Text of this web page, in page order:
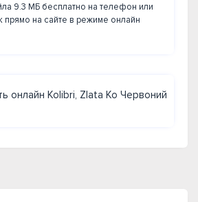
9.3 МБ бесплатно на телефон или
прямо на сайте в режиме онлайн
онлайн Kolibri, Zlata Ko Червоний